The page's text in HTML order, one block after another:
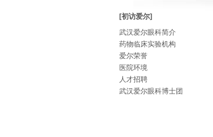
[初访爱尔]
武汉爱尔眼科简介
药物临床实验机构
爱尔荣誉
医院环境
人才招聘
武汉爱尔眼科博士团